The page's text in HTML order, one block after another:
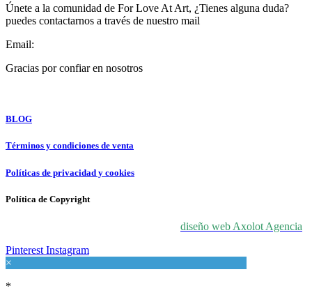
Únete a la comunidad de For Love At Art, ¿Tienes alguna duda?
puedes contactarnos a través de nuestro mail
Email:
Gracias por confiar en nosotros
BLOG
Términos y condiciones de venta
Políticas de privacidad y cookies
Política de Copyright
diseño web Axolot Agencia
Pinterest Instagram
×